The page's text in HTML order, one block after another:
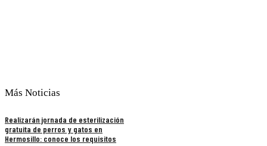
Más Noticias
Realizarán jornada de esterilización
gratuita de perros y gatos en
Hermosillo: conoce los requisitos